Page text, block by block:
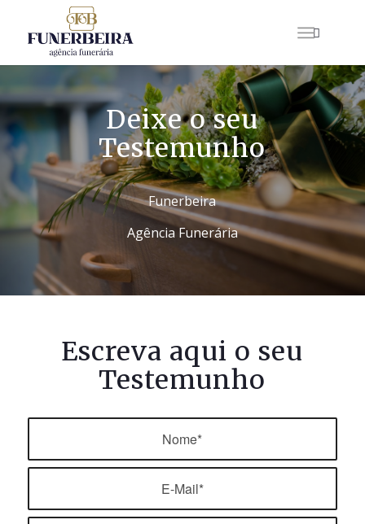
Deixe o seu
Testemunho
Funerbeira
Agência Funerária
Escreva aqui o seu
Testemunho